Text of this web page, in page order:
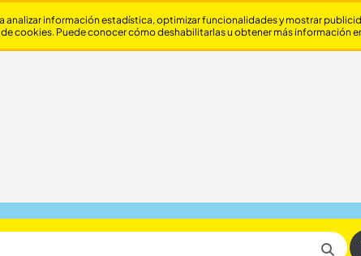
información estadística, optimizar funcionalidades y mostrar
cookies. Puede conocer cómo deshabilitarlas u obtener más información